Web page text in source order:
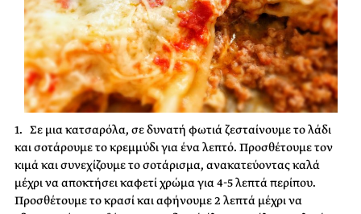
1. Σε μια κατσαρόλα, σε δυνατή φωτιά ζεσταίνουμε το λάδι
και σοτάρουμε το κρεμμύδι για ένα λεπτό. Προσθέτουμε τον
κιμά και συνεχίζουμε το σοτάρισμα, ανακατεύοντας καλά
μέχρι να αποκτήσει καφετί χρώμα για 4-5 λεπτά περίπου.
Προσθέτουμε το κρασί και αφήνουμε 2 λεπτά μέχρι να